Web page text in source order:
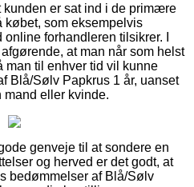
er sat ind i de primære
købet, som eksempelvis
forhandleren tilsikrer. I
at man når som helst
man til enhver tid vil kunne
Blå/Sølv Papkrus 1 år, uanset
mand eller kvinde.
genveje til at sondere en
og herved er det godt, at
bedømmelser af Blå/Sølv